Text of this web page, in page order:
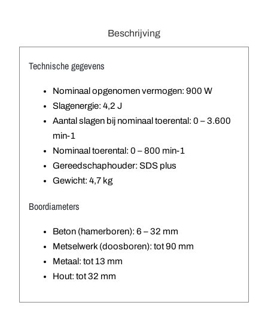
Beschrijving
Technische gegevens
Nominaal opgenomen vermogen: 900 W
Slagenergie: 4,2 J
Aantal slagen bij nominaal toerental: 0 – 3.600
min-1
Nominaal toerental: 0 – 800 min-1
Gereedschaphouder: SDS plus
Gewicht: 4,7 kg
Boordiameters
Beton (hamerboren): 6 – 32 mm
Metselwerk (doosboren): tot 90 mm
Metaal: tot 13 mm
Hout: tot 32 mm